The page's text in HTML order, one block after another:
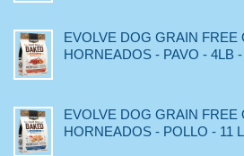
EVOLVE DOG GRAIN FREE
HORNEADOS - PAVO - 4LB
EVOLVE DOG GRAIN FREE
HORNEADOS - POLLO - 11